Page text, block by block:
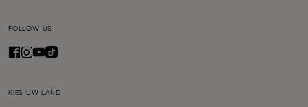
FOLLOW US
KIES UW LAND